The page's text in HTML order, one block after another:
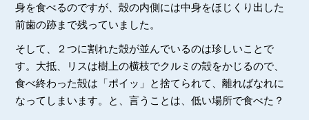
身を食べるのですが、殻の内側には中身をほじくり出した
前歯の跡まで残っていました。
そして、２つに割れた殻が並んでいるのは珍しいことで
す。大抵、リスは樹上の横枝でクルミの殻をかじるので、
食べ終わった殻は「ポイッ」と捨てられて、離ればなれに
なってしまいます。と、言うことは、低い場所で食べた？